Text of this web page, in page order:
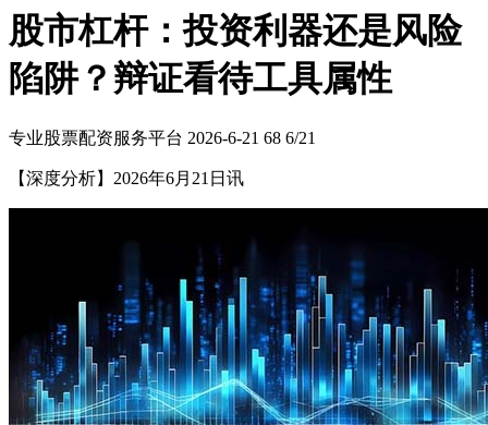
股市杠杆：投资利器还是风险
陷阱？辩证看待工具属性
专业股票配资服务平台 2026-6-21 68 6/21
【深度分析】2026年6月21日讯